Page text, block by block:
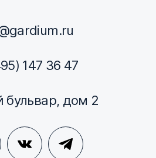
147 36 47
бульвар, дом 2